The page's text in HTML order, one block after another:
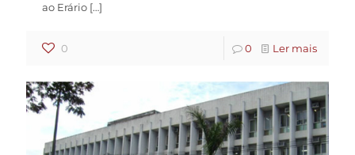
ao Erário […]
0 0 Ler mais